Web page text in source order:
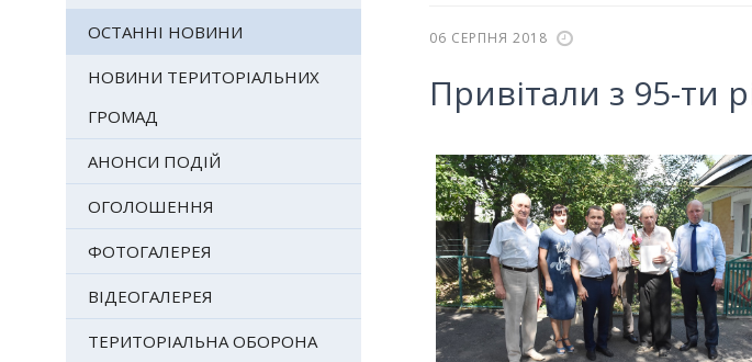
ОСТАННІ НОВИНИ
НОВИНИ ТЕРИТОРІАЛЬНИХ
ГРОМАД
АНОНСИ ПОДІЙ
ОГОЛОШЕННЯ
ФОТОГАЛЕРЕЯ
ВІДЕОГАЛЕРЕЯ
ТЕРИТОРІАЛЬНА ОБОРОНА
06 СЕРПНЯ 2018
Привітали з 95-ти